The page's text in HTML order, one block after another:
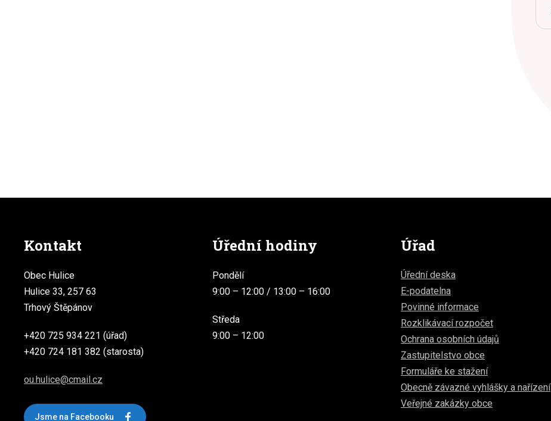
Kontakt
Obec Hulice
Hulice 33, 257 63
Trhový Štěpánov
+420 725 934 221 (úřad)
+420 724 181 382 (starosta)
ou.hulice@cmail.cz
Jsme na Facebooku
Úřední hodiny
Pondělí
9:00 – 12:00 / 13:00 – 16:00
Středa
9:00 – 12:00
Úřad
Úřední deska
E-podatelna
Povinné informace
Rozklikávací rozpočet
Ochrana osobních údajů
Zastupitelstvo obce
Formuláře ke stažení
Obecně závazné vyhlášky a nařízení
Veřejné zakázky obce